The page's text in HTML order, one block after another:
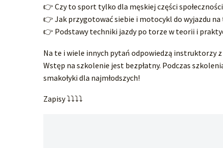
👉 Czy to sport tylko dla męskiej części
👉 Jak przygotować siebie i motocykl do wyjazdu na
👉 Podstawy techniki jazdy po torze w teorii i
Na te i wiele innych pytań odpowiedzą instruktorzy
Wstęp na szkolenie jest bezpłatny. Podczas
smakołyki dla najmłodszych!
Zapisy ⤵⤵⤵⤵